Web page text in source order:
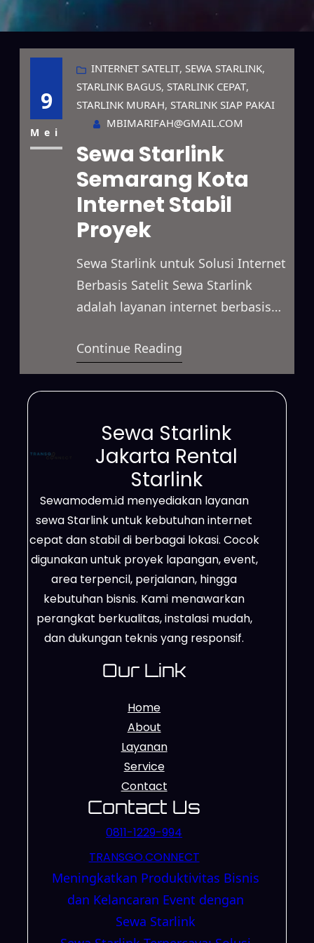
9
Mei
INTERNET SATELIT, SEWA STARLINK
STARLINK BAGUS, STARLINK CEPAT
STARLINK MURAH, STARLINK SIAP PAKAI
MBIMARIFAH@GMAIL.COM
Sewa Starlink
Semarang Kota
Internet Stabil
Proyek
Sewa Starlink untuk Solusi Internet
Berbasis Satelit Sewa Starlink
adalah layanan internet berbasis
cepat dan stabil untuk berbagai
kebutuhan. Layanan ini dapat
digunakan untuk bisnis, proyek
penggunaan pribadi dengan
sistem sewa yang fleksibel.
Jaringannya mampu menjangkau
wilayah terpencil, area dengan
sinyal terbatas, serta lokasi yang
belum memiliki akses…
Continue Reading
Sewa Starlink
Jakarta Rental
Starlink
Sewamodem.id menyediakan layanan
sewa Starlink untuk kebutuhan internet
cepat dan stabil di berbagai lokasi. Cocok
digunakan untuk proyek lapangan, event,
area terpencil, perjalanan, hingga
kebutuhan bisnis. Kami menawarkan
perangkat berkualitas, instalasi mudah,
dan dukungan teknis yang responsif.
Our Link
Home
About
Layanan
Service
Contact
Contact Us
0811-1229-994
TRANSGO.CONNECT
Meningkatkan Produktivitas Bisnis
dan Kelancaran Event dengan
Sewa Starlink